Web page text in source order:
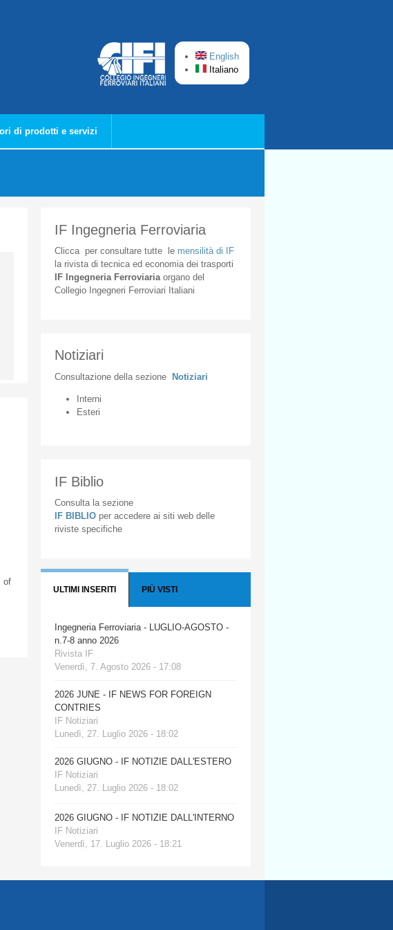
English
Italiano
di prodotti e servizi
of
IF Ingegneria Ferroviaria
Cliccaper consultare tuttele mensilità di IF
la rivista di tecnica ed economia dei trasporti
IF Ingegneria Ferroviaria organodel
Collegio
Ingegneri Ferroviari Italiani
Notiziari
Consultazione della sezione Notiziari
Interni
Esteri
IF Biblio
Consulta la sezione
IF BIBLIO per accedere ai siti web delle
riviste specifiche
ULTIMI INSERITI PIÙ VISTI
Ingegneria Ferroviaria - LUGLIO-AGOSTO -
n.7-8 anno 2026
Rivista IF
Venerdì, 7. Agosto 2026 - 17:08
2026 JUNE - IF NEWS FOR FOREIGN
CONTRIES
IF Notiziari
Lunedì, 27. Luglio 2026 - 18:02
2026 GIUGNO - IF NOTIZIE DALL'ESTERO
IF Notiziari
Lunedì, 27. Luglio 2026 - 18:02
2026 GIUGNO - IF NOTIZIE DALL'INTERNO
IF Notiziari
Venerdì, 17. Luglio 2026 - 18:21